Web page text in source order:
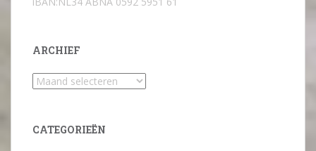
ARCHIEF
Archief
CATEGORIEËN